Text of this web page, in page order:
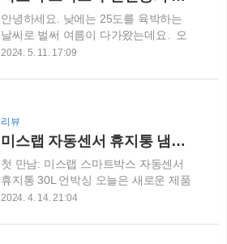
COUPANGwww.coupang.com 이 제품
은 기존 스캐너에 비해 월등한 성능을
자랑합니다. 정확하..
용후기사용해본 결과, 아이윙크 넥튜브
부력 조끼 80kg는 정말로 효과적이었어
요. 물속에서 자유롭게 움직일 수 있어
서 수영을 할 때도 불편함 없이 편안하
과 착용감 아이윙크 넥튜브 부력 조끼
25kgCOUPANGwww.coupang.com 디
자인도 심플하면서도 세련되어 보였고,
착용감도 매우 우수했습니다...
안녕하세요. 낮에는 25도를 육박하는
날씨로 벌써 여름이 다가왔는데요. 오
늘은 새로운 선풍기를 소개해드릴게요~
선풍기2 Pro PLDS03DM인데요. 이 제
요! 강력한 성능으로 시원함을 느껴보
세요! 샤오미 스마트 BLDC 스탠딩 무
선선풍기2 Pro
PLDS03DMCOUPANGwww.coupang.com
가장 중요하게 생각하는 건 역시 성능이
겠죠? 샤오미 스마트 BLDC 스탠딩 무
2024. 5. 11. 17:09
리뷰
미스랩 자동센서 휴지통 냄새차단 쓰레기통
첫 만남: 미스랩 스마트박스 자동센서
휴지통 30L 언박싱 오늘은 새로운 제품
을 만나기 위해 설레는 마음으로 "미스
언박싱해봤어요. 박스를 열자마자 예쁜
2024. 4. 14. 21:04